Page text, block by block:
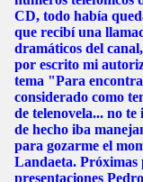
CD, todo había
que recibí una
dramáticos del
por escrito mi
tema "Para
considerado como
de telenovela... no te
de hecho iba
para gozarme el
Landaeta. Próximas
presentaciones